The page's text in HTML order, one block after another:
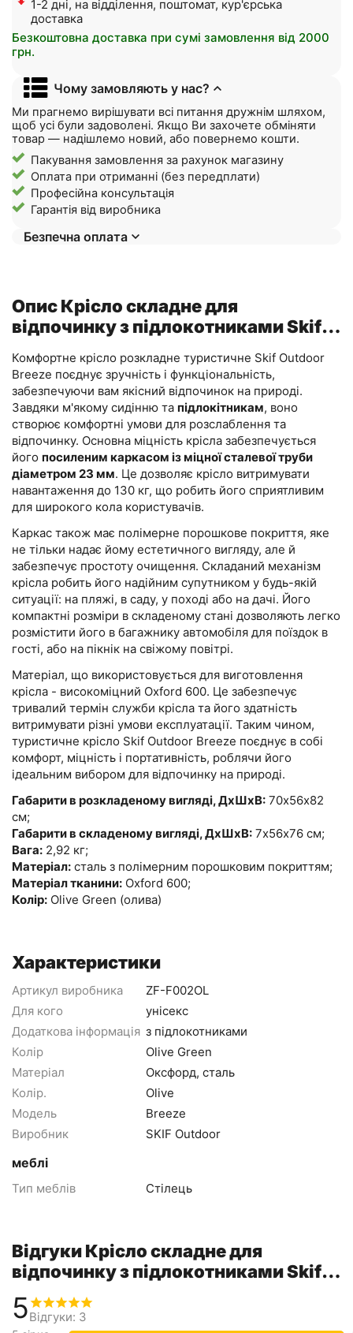
1-2 дні, на відділення, поштомат, кур'єрська
доставка
Безкоштовна доставка при сумі замовлення від 2000
грн.
Чому замовляють у нас?
Ми прагнемо вирішувати всі питання дружнім шляхом,
щоб усі були задоволені. Якщо Ви захочете обміняти
товар — надішлемо новий, або повернемо кошти.
Пакування замовлення за рахунок магазину
Оплата при отриманні (без передплати)
Професійна консультація
Гарантія від виробника
Безпечна оплата
Опис Крісло складне для
відпочинку з підлокотниками Skif
Outdoor Breeze, колір: олива
Комфортне крісло розкладне туристичне Skif Outdoor
Breeze поєднує зручність і функціональність,
забезпечуючи вам якісний відпочинок на природі.
Завдяки м'якому сидінню та підлокітникам, воно
створює комфортні умови для розслаблення та
відпочинку. Основна міцність крісла забезпечується
його посиленим каркасом із міцної сталевої труби
діаметром 23 мм. Це дозволяє крісло витримувати
навантаження до 130 кг, що робить його сприятливим
для широкого кола користувачів.
Каркас також має полімерне порошкове покриття, яке
не тільки надає йому естетичного вигляду, але й
забезпечує простоту очищення. Складаний механізм
крісла робить його надійним супутником у будь-якій
ситуації: на пляжі, в саду, у поході або на дачі. Його
компактні розміри в складеному стані дозволяють легко
розмістити його в багажнику автомобіля для поїздок в
гості, або на пікнік на свіжому повітрі.
Матеріал, що використовується для виготовлення
крісла - високоміцний Oxford 600. Це забезпечує
тривалий термін служби крісла та його здатність
витримувати різні умови експлуатації. Таким чином,
туристичне крісло Skif Outdoor Breeze поєднує в собі
комфорт, міцність і портативність, роблячи його
ідеальним вибором для відпочинку на природі.
Габарити в розкладеному вигляді, ДхШхВ: 70х56х82
см;
Габарити в складеному вигляді, ДхШхВ: 7х56х76 см;
Вага: 2,92 кг;
Матеріал: сталь з полімерним порошковим покриттям;
Матеріал тканини: Oxford 600;
Колір: Olive Green (олива)
Характеристики
Артикул виробника
ZF-F002OL
Для кого
унісекс
Додаткова інформація з підлокотниками
Колір
Olive Green
Матеріал
Оксфорд, сталь
Колір.
Olive
Модель
Breeze
Виробник
SKIF Outdoor
меблі
Тип меблів Стілець
Відгуки Крісло складне для
відпочинку з підлокотниками Skif
Outdoor Breeze, колір: олива
5Відгуки: 3